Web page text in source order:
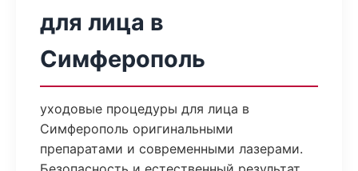
для лица в
Симферополь
уходовые процедуры для лица в
Симферополь оригинальными
препаратами и современными лазерами.